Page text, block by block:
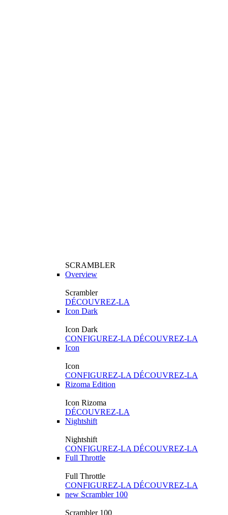
SCRAMBLER
Overview
Scrambler
DÉCOUVREZ-LA
Icon Dark
Icon Dark
CONFIGUREZ-LA DÉCOUVREZ-LA
Icon
Icon
CONFIGUREZ-LA DÉCOUVREZ-LA
Rizoma Edition
Icon Rizoma
DÉCOUVREZ-LA
Nightshift
Nightshift
CONFIGUREZ-LA DÉCOUVREZ-LA
Full Throttle
Full Throttle
CONFIGUREZ-LA DÉCOUVREZ-LA
new Scrambler 100
Scrambler 100